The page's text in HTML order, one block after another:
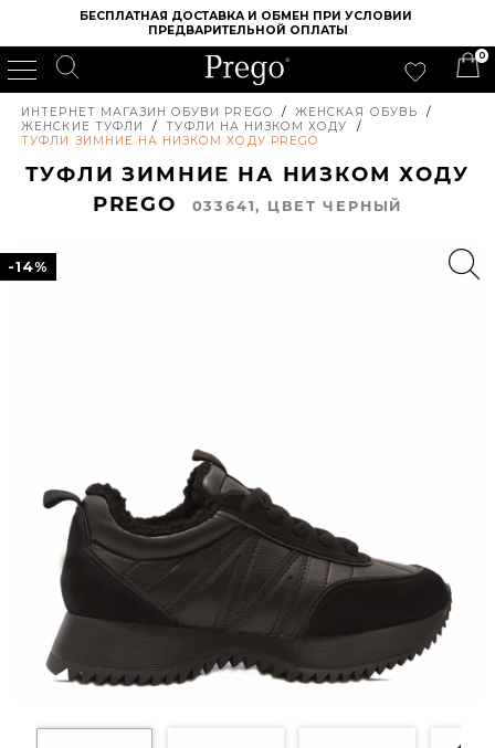
БЕСПЛАТНАЯ ДОСТАВКА И ОБМЕН ПРИ УСЛОВИИ
ПРЕДВАРИТЕЛЬНОЙ ОПЛАТЫ
0
ИНТЕРНЕТ МАГАЗИН ОБУВИ PREGO / ЖЕНСКАЯ ОБУВЬ
/
ЖЕНСКИЕ ТУФЛИ
/ ТУФЛИ НА НИЗКОМ ХОДУ
/
ТУФЛИ ЗИМНИЕ НА НИЗКОМ ХОДУ PREGO
ТУФЛИ ЗИМНИЕ НА НИЗКОМ ХОДУ
PREGO
033641, ЦВЕТ ЧЕРНЫЙ
-14%